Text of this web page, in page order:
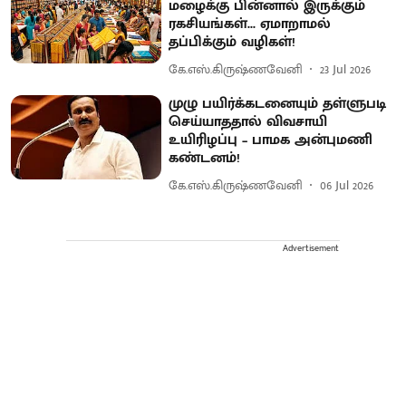
மழைக்கு பின்னால் இருக்கும்
ரகசியங்கள்... ஏமாறாமல்
தப்பிக்கும் வழிகள்!
கே.எஸ்.கிருஷ்ணவேனி 23 Jul 2026
முழு பயிர்க்கடனையும் தள்ளுபடி
செய்யாததால் விவசாயி
உயிரிழப்பு – பாமக அன்புமணி
கண்டனம்!
கே.எஸ்.கிருஷ்ணவேனி 06 Jul 2026
Advertisement